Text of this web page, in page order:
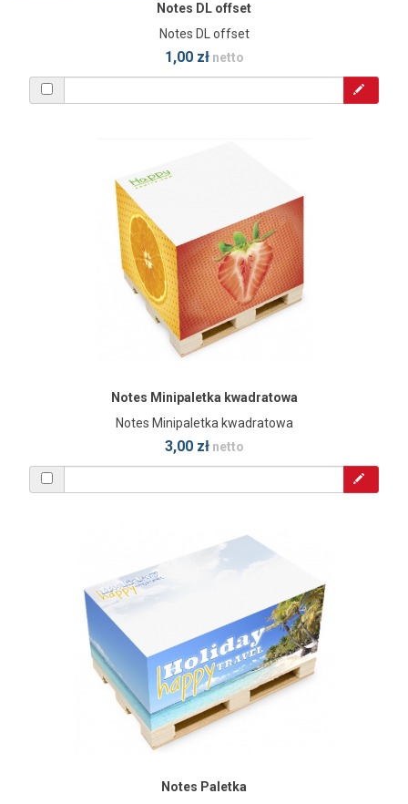
Notes DL offset
Notes DL offset
1,00 złnetto
Notes Minipaletka kwadratowa
Notes Minipaletka kwadratowa
3,00 złnetto
Notes Paletka